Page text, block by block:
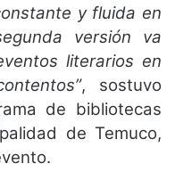
y fluida en
versión va
literarios en
, sostuvo
de bibliotecas
de Temuco,